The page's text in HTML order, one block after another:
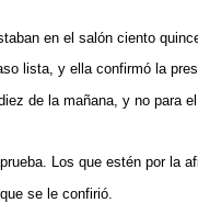
en el salón ciento
lista, y ella confirmó la
de la mañana, y no para
Los que estén por la
se le confirió.